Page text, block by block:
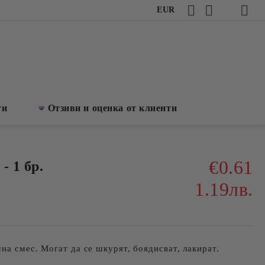
EUR
Отзиви и оценка от клиенти
1 бр.
€0.61
1.19лв.
смес. Могат да се шкурят, боядисват, лакират.